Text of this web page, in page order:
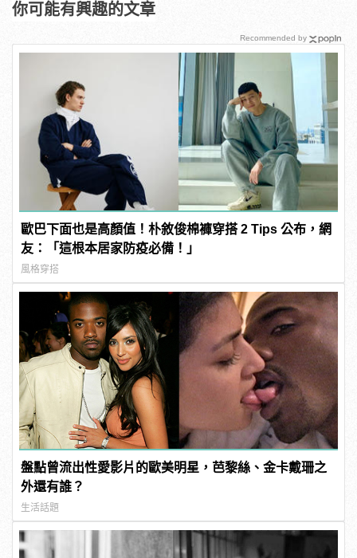
你可能有興趣的文章
歐巴下面也是高顏值！朴敘俊棉褲穿搭 2 Tips 公布，網
友：「這根本居家防疫必備！」
風格穿搭
盤點曾流出性愛影片的歐美明星，芭黎絲、金卡戴珊之
外還有誰？
生活話題
Recommended by